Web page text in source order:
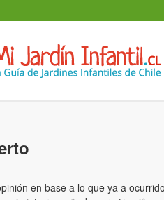
en base a lo que ya a